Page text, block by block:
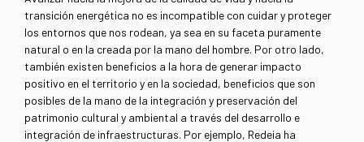
transición energética no es incompatible con cuidar y proteger
los entornos que nos rodean, ya sea en su faceta puramente
natural o en la creada por la mano del hombre. Por otro lado,
también existen beneficios a la hora de generar impacto
positivo en el territorio y en la sociedad, beneficios que son
posibles de la mano de la integración y preservación del
patrimonio cultural y ambiental a través del desarrollo e
integración de infraestructuras. Por ejemplo, Redeia ha